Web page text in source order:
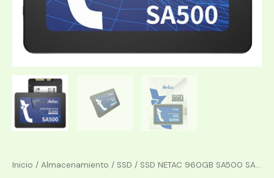
Inicio / Almacenamiento / SSD / SSD NETAC 960GB SA500 SA...